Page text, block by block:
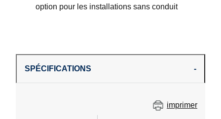
option pour les installations sans conduit
SPÉCIFICATIONS
imprimer